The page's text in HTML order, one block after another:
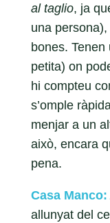
al taglio, ja
una
bones.
petita) on
hi compteu
s’omple
menjar a un
això, encara
pena.
Casa Manco:
allunyat del